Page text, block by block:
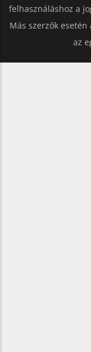
felhasználáshoz a
Más szerzők
az